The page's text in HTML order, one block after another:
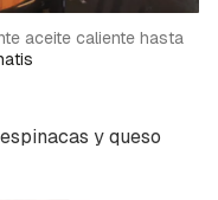
aceite caliente hasta
y queso